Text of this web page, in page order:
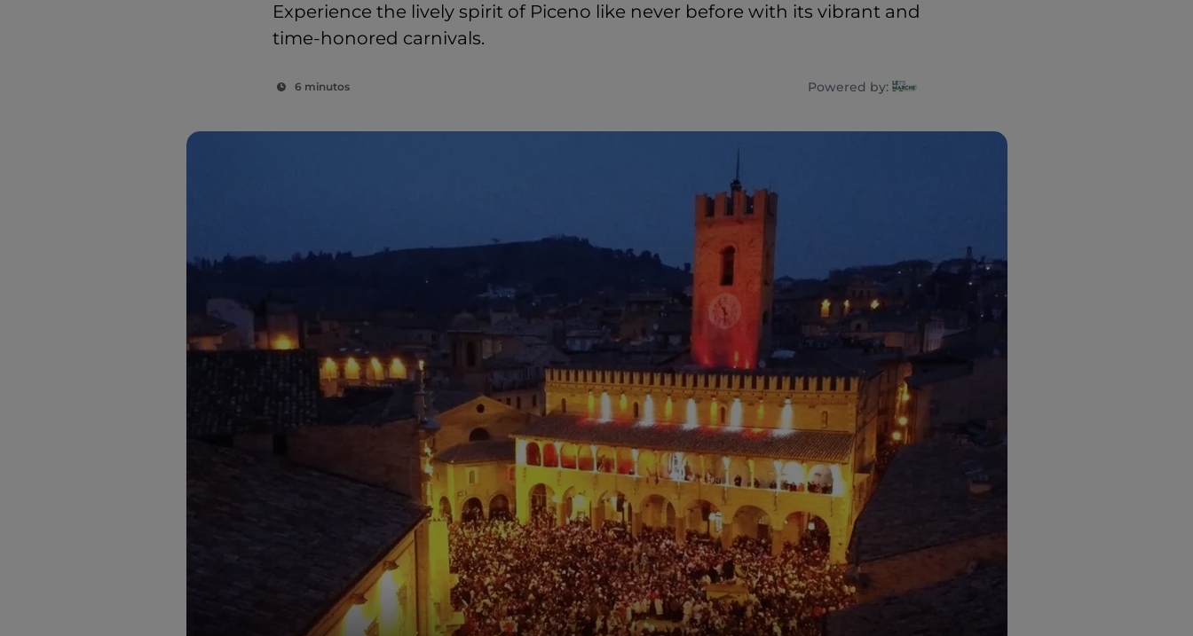
Experience the lively spirit of Piceno like never before with its vibrant and
time-honored carnivals.
6 minutos Powered by: